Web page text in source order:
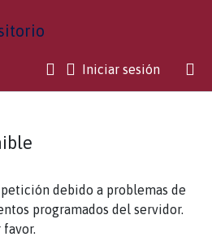
Iniciar sesión(current)
debido a problemas de
programados del servidor.